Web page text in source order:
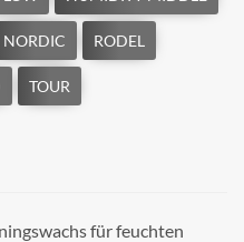
für feuchten